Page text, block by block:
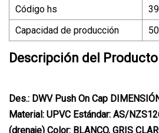
Código hs
Capacidad de producción
Descripción del Producto
Des.: DWV Push On Cap
Material: UPVC Estándar: AS/
(drenaje) Color: BLANCO, GRIS